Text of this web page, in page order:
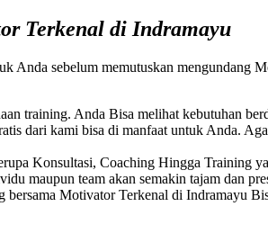
Terkenal di Indramayu
Anda sebelum memutuskan mengundang
training. Anda Bisa melihat kebutuhan
dari kami bisa di manfaat untuk Anda.
Konsultasi, Coaching Hingga Training
maupun team akan semakin tajam dan
bersama Motivator Terkenal di Indramayu